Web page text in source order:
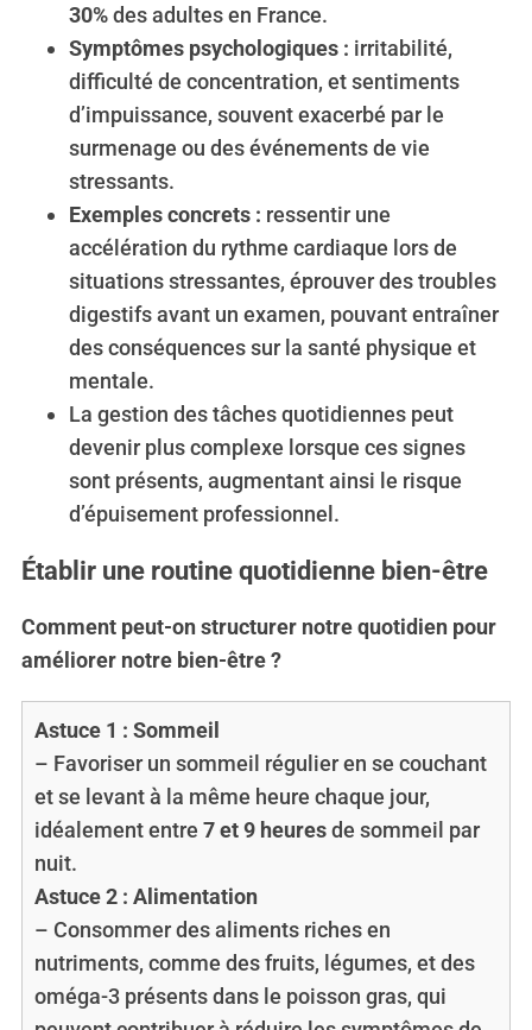
30%des adultes en France.
Symptômes psychologiques : irritabilité,
difficulté de concentration, et sentiments
d’impuissance, souvent exacerbé par le
surmenage ou des événements de vie
stressants.
Exemples concrets : ressentir une
accélération du rythme cardiaque lors de
situations stressantes, éprouver des troubles
digestifs avant un examen, pouvant entraîner
des conséquences sur la santé physique et
mentale.
La gestion des tâches quotidiennes peut
devenir plus complexe lorsque ces signes
sont présents, augmentant ainsi le risque
d’épuisement professionnel.
Établir une routine quotidienne bien-être
Comment peut-on structurer notre quotidien pour
améliorer notre bien-être ?
Astuce 1 : Sommeil
– Favoriser un sommeil régulier en se couchant
et se levant à la même heure chaque jour,
idéalement entre 7 et 9 heuresde sommeil par
nuit.
Astuce 2 : Alimentation
– Consommer des aliments riches en
nutriments, comme des fruits, légumes, et des
oméga-3 présents dans le poisson gras, qui